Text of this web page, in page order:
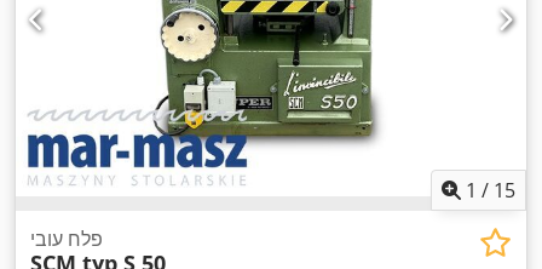
1 / 15
פלח עובי